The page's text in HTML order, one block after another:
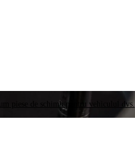
piese de schimb pentru vehiculul dvs.